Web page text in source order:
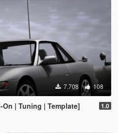
7.708 108
| Tuning | Template] 1.0